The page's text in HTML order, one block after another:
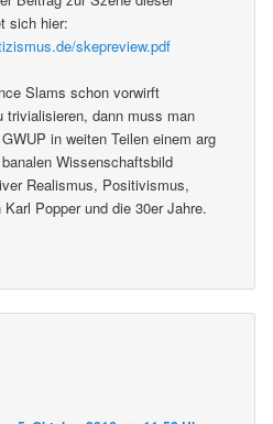
sich hier:
skepreview.pdf
Slams schon vorwirft
trivialisieren, dann muss man
in weiten Teilen einem arg
Wissenschaftsbild
Realismus, Positivismus,
Popper und die 30er Jahre.